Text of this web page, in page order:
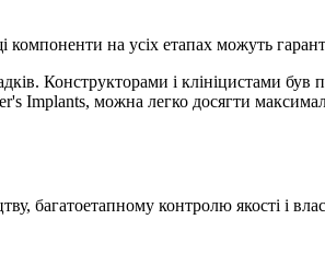
на усіх етапах можуть
Конструкторами і клініцистами був
Implants, можна легко досягти
багатоетапному контролю якості і